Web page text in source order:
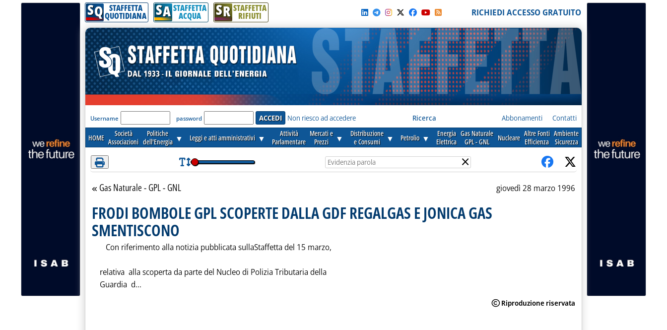
Attenzione! Esegui l'accesso per lèggere interamente la notizia.
SQ STAFFETTA
QUOTIDIANA SA STAFFETTA
ACQUA SR STAFFETTA
RIFIUTI RICHIEDI ACCESSO GRATUITO
'Modulo Login per accedere'
Username password Non riesco ad accedere Ricerca Abbonamenti Contatti
HOME
Società
Associazioni
Politiche
dell'Energia ▼ Leggi e atti amministrativi ▼
Attività
Parlamentare
Mercati e
Prezzi
▼
Distribuzione
e Consumi
▼ Petrolio ▼
Energia
Elettrica
Gas Naturale
GPL - GNL
Nucleare Altre Fonti
Efficienza
Ambiente
Sicurezza
×
Torna alla sezione
Gas Naturale - GPL - GNL giovedì 28 marzo 1996
FRODI BOMBOLE GPL SCOPERTE DALLA GDF REGALGAS E JONICA GAS
SMENTISCONO
Con riferimento alla notizia pubblicata sullaStaffetta del 15 marzo,
relativa alla scoperta da parte del Nucleo di Polizia Tributaria della
Guardia d...